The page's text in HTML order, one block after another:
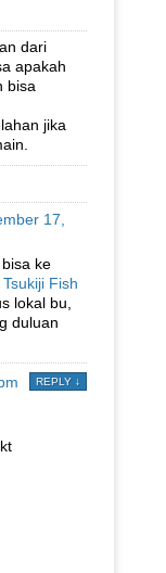
dari
apakah
bisa
jika
17,
ke
Tsukiji Fish
lokal bu,
duluan
REPLY ↓